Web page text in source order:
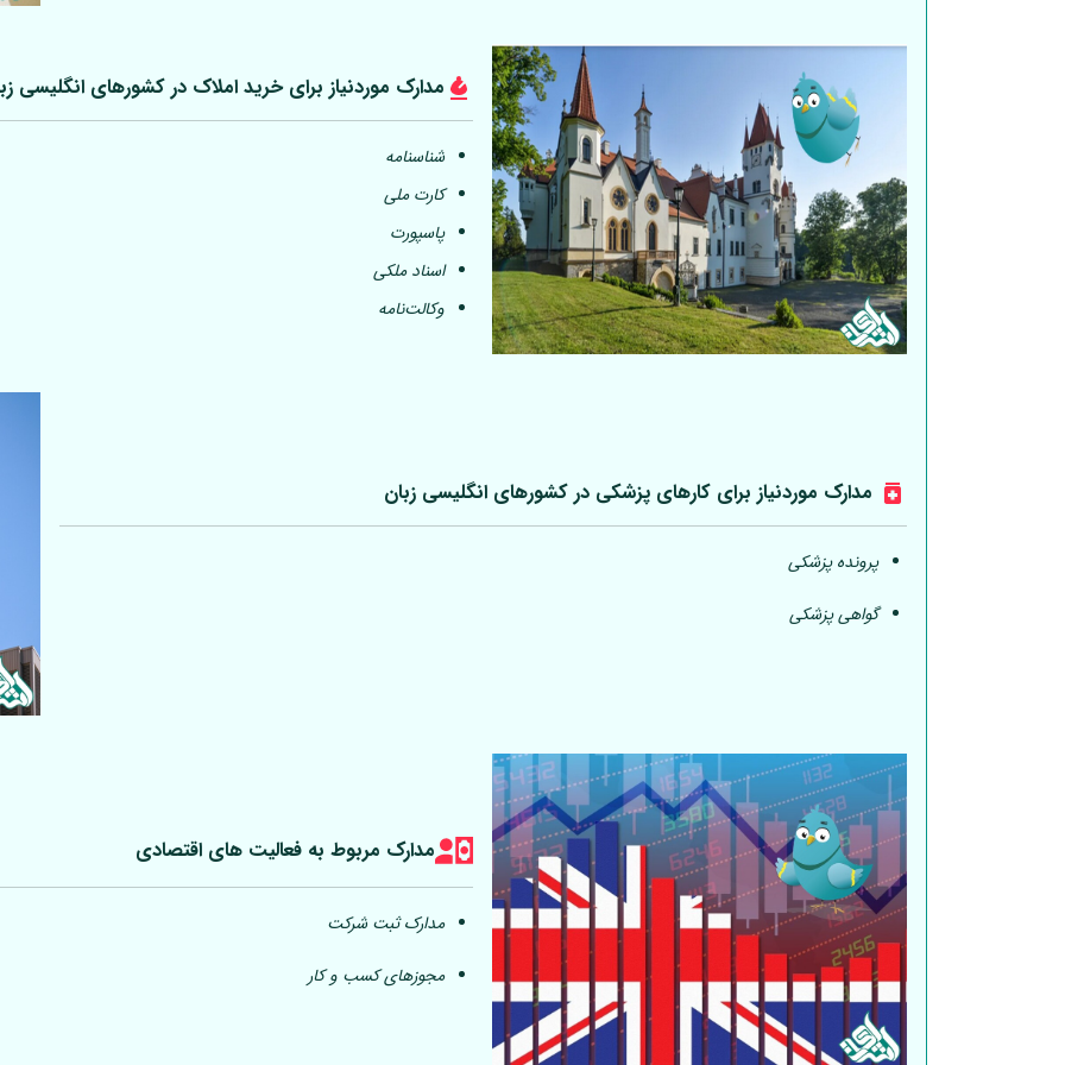
مدارک موردنیاز برای خرید املاک در کشورهای انگلیسی
شناسنامه
کارت ملی
پاسپورت
اسناد ملکی
وکالت‌نامه
مدارک موردنیاز برای کارهای پزشکی در کشورهای انگلیسی زبان
پرونده پزشکی
گواهی پزشکی
مدارک مربوط به فعالیت های اقتصادی
مدارک ثبت شرکت
مجوزهای کسب و کار